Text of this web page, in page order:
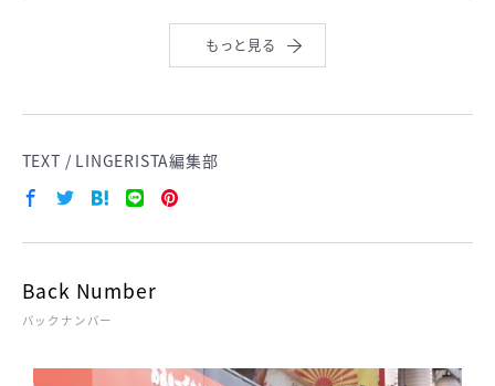
もっと見る
TEXT / LINGERISTA編集部
Back Number
バックナンバー